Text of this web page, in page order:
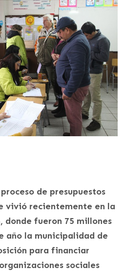
de presupuestos
vivió recientemente en la
donde fueron 75 millones
año la municipalidad de
para financiar
sociales